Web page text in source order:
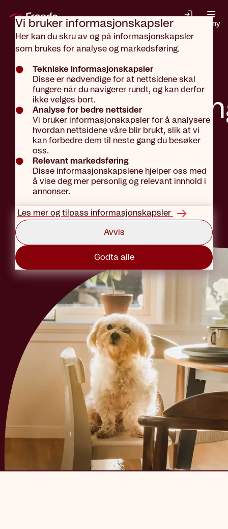
Vi bruker informasjons­kapsler
Her kan du skru av og på informasjonskapsler
som brukes for analyse og markedsføring.
Tekniske informasjonskapsler
Disse er nødvendige for at nettsidene skal
fungere når du navigerer rundt, og kan derfor
ikke velges bort.
Analyse for bedre nettsider
Vi bruker informasjonskapsler for å analysere
hvordan nettsidene våre blir brukt, slik at vi
kan forbedre dem til neste gang du besøker
oss.
Relevant markedsføring
Disse informasjonskapslene hjelper oss med
å vise deg mer personlig og relevant innhold i
annonser.
Les mer og tilpass informasjonskapsler
Avvis
Godta alle
Gå til hovedinnhold
Meny
Forsikringer
Gi best mulig hjelp til din
firbeinte venn.
Sjekk pris og kjøp